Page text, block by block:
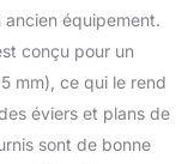
équipement.
conçu pour un
mm), ce qui le rend
éviers et plans de
sont de bonne